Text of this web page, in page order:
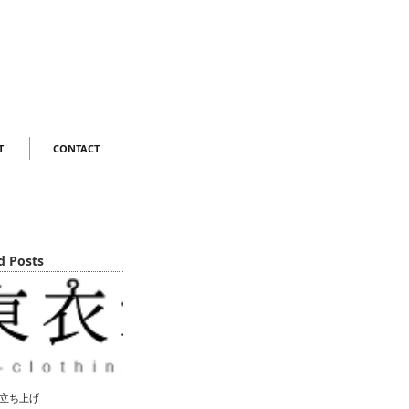
CONTACT
Posts
ち上げ